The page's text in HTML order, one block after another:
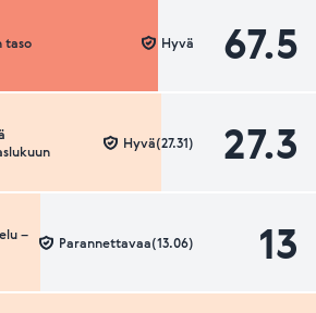
taso 67.5
Hyvä
27.3
Hyvä(27.31)
–
13
Parannettavaa(13.06)